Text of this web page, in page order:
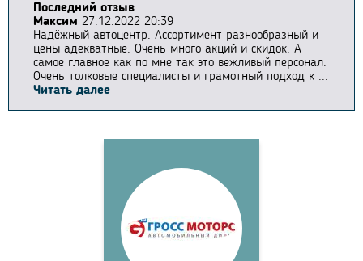
Последний отзыв
Максим 27.12.2022 20:39
Надёжный автоцентр. Ассортимент разнообразный и
цены адекватные. Очень много акций и скидок. А
самое главное как по мне так это вежливый персонал.
Очень толковые специалисты и грамотный подход к ...
Читать далее